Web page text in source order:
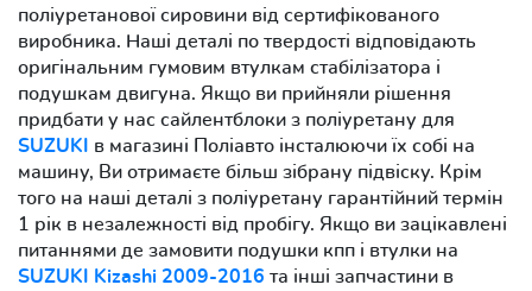
поліуретанової сировини від сертифікованого
виробника. Наші деталі по твердості відповідають
оригінальним гумовим втулкам стабілізатора і
подушкам двигуна. Якщо ви прийняли рішення
придбати у нас сайлентблоки з поліуретану для
SUZUKI
в магазині Поліавто інсталюючи їх собі на
машину, Ви отримаєте більш зібрану підвіску. Крім
того на наші деталі з поліуретану гарантійний термін
1 рік в незалежності від пробігу. Якщо ви зацікавлені
питаннями де замовити подушки кпп і втулки на
SUZUKI Kizashi 2009-2016 та інші запчастини в